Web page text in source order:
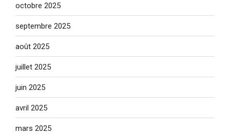
octobre 2025
septembre 2025
août 2025
juillet 2025
juin 2025
avril 2025
mars 2025